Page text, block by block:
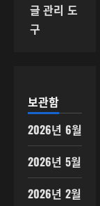
글 관리 도
구
보관함
2026년 6월
2026년 5월
2026년 2월